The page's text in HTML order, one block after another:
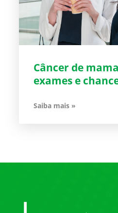
Câncer de
exames e
Saiba mais »